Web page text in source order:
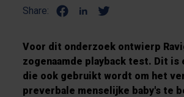
Share:
Voor dit onderzoek ontwierp
zogenaamde playback test. Dit is
die ook gebruikt wordt om het
preverbale menselijke baby's te